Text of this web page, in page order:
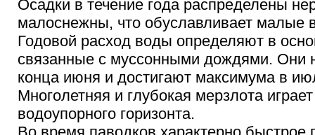
Осадки в течение года распределены
малоснежны, что обуславливает малые
Годовой расход воды определяют в
связанные с муссонными дождями. Они
конца июня и достигают максимума в
Многолетняя и глубокая мерзлота
водоупорного горизонта.